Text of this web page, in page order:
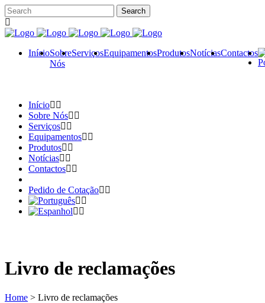
InícioSobre
Nós
ServiçosEquipamentosProdutosNotíciasContactos
Início
Sobre Nós
Serviços
Equipamentos
Produtos
Notícias
Contactos
Pedido de Cotação
Livro de reclamações
Home > Livro de reclamações